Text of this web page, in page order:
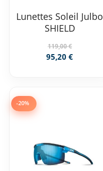
Lunettes Soleil Julbo
SHIELD
119,00 €
95,20 €
-20%